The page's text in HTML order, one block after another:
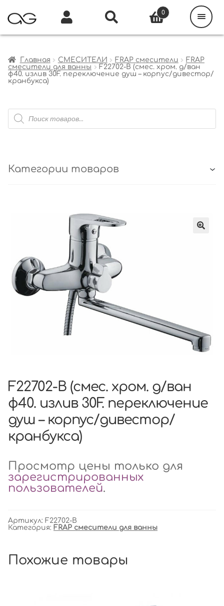
Главная СМЕСИТЕЛИ FRAP смесители
FRAP
смесители для ванны
F22702-B (смес. хром. д/ван
ф40. излив 30F. переключение душ – корпус/дивестор/
кранбукса)
Поиск
товаров
Категории товаров
F22702-B (смес. хром. д/ван
ф40. излив 30F. переключение
душ – корпус/дивестор/
кранбукса)
Просмотр цены только для
зарегистрированных
пользователей.
Артикул: F22702-B
Категория: FRAP смесители для ванны
Похожие товары
0